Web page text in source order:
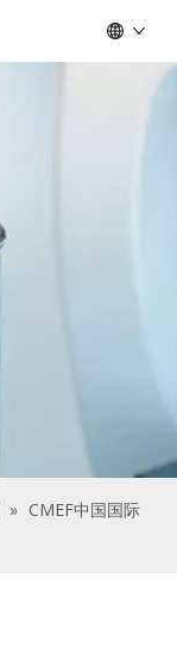
» CMEF中国国际